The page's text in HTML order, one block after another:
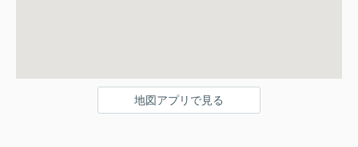
地図アプリで見る